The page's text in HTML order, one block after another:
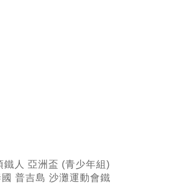
人 亞洲盃 (青少年組)
國 普吉島 沙灘運動會鐵